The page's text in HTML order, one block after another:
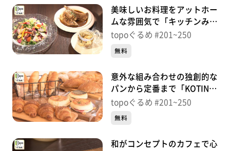
美味しいお料理をアットホー
ムな雰囲気で「キッチンみう
ら」（青葉区下愛子町）＃
topoぐるめ #201~250
無料
意外な組み合わせの独創的な
パンから定番まで「KOTINI
BAKERY」（太白区東中田）
topoぐるめ #201~250
無料
和がコンセプトのカフェで心